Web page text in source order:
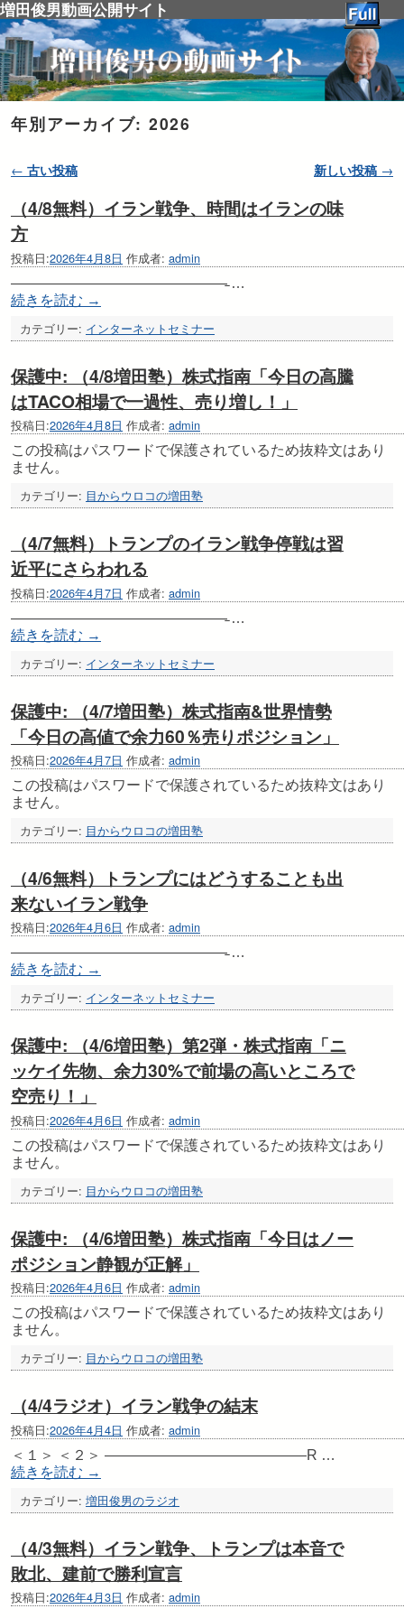
増田俊男動画公開サイト
年別アーカイブ: 2026
投稿ナビゲーション
← 古い投稿 新しい投稿 →
（4/8無料）イラン戦争、時間はイランの味
方
投稿日:2026年4月8日 作成者: admin
———————————————̵ …
続きを読む →
カテゴリー: インターネットセミナー
保護中: （4/8増田塾）株式指南「今日の高騰
はTACO相場で一過性、売り増し！」
投稿日:2026年4月8日 作成者: admin
この投稿はパスワードで保護されているため抜粋文はあり
ません。
カテゴリー: 目からウロコの増田塾
（4/7無料）トランプのイラン戦争停戦は習
近平にさらわれる
投稿日:2026年4月7日 作成者: admin
———————————————̵ …
続きを読む →
カテゴリー: インターネットセミナー
保護中: （4/7増田塾）株式指南&世界情勢
「今日の高値で余力60％売りポジション」
投稿日:2026年4月7日 作成者: admin
この投稿はパスワードで保護されているため抜粋文はあり
ません。
カテゴリー: 目からウロコの増田塾
（4/6無料）トランプにはどうすることも出
来ないイラン戦争
投稿日:2026年4月6日 作成者: admin
———————————————̵ …
続きを読む →
カテゴリー: インターネットセミナー
保護中: （4/6増田塾）第2弾・株式指南「ニ
ッケイ先物、余力30%で前場の高いところで
空売り！」
投稿日:2026年4月6日 作成者: admin
この投稿はパスワードで保護されているため抜粋文はあり
ません。
カテゴリー: 目からウロコの増田塾
保護中: （4/6増田塾）株式指南「今日はノー
ポジション静観が正解」
投稿日:2026年4月6日 作成者: admin
この投稿はパスワードで保護されているため抜粋文はあり
ません。
カテゴリー: 目からウロコの増田塾
（4/4ラジオ）イラン戦争の結末
投稿日:2026年4月4日 作成者: admin
＜１＞ ＜２＞ ——————————————R …
続きを読む →
カテゴリー: 増田俊男のラジオ
（4/3無料）イラン戦争、トランプは本音で
敗北、建前で勝利宣言
投稿日:2026年4月3日 作成者: admin